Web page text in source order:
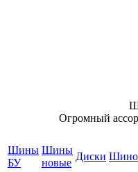
Огромный
Шины
БУ
Шины
новые
Диски